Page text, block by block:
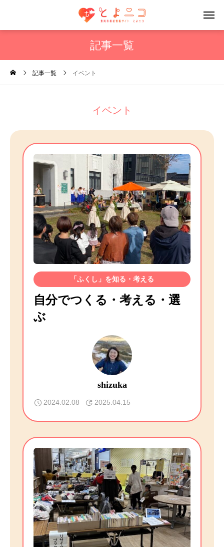
記事一覧
記事一覧 イベント
イベント
「ふくし」を知る・考える
自分でつくる・考える・選
ぶ
shizuka
2024.02.08 2025.04.15